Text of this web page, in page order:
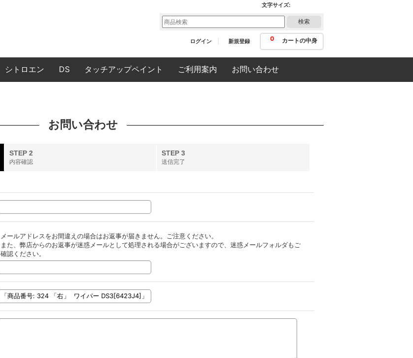
文字サイズ:
0 カートの中身
ログイン 新規登録
シトロエン DS タッチアップペイント ご利用案内 お問い合わせ
お問い合わせ
STEP 2
内容確認
STEP 3
送信完了
メールアドレスをお間違えの場合はお返事が届きません。ご注意ください。
また、弊店からのお返事が迷惑メールとして処理される場合がございますので、迷惑メールフォルダもご
確認ください。